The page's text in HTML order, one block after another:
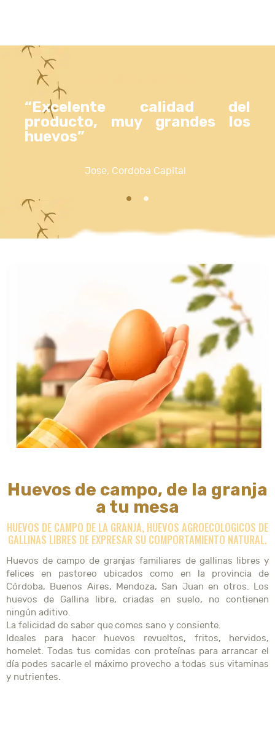
“Excelente calidad del
producto, muy grandes los
huevos”
Jose, Cordoba Capital
Huevos de campo, de la granja
a tu mesa
HUEVOS DE CAMPO DE LA GRANJA, HUEVOS AGROECOLOGICOS DE
GALLINAS LIBRES DE EXPRESAR SU COMPORTAMIENTO NATURAL.
Huevos de campo de granjas familiares de gallinas libres y
felices en pastoreo ubicados como en la provincia de
Córdoba, Buenos Aires, Mendoza, San Juan en otros. Los
huevos de Gallina libre, criadas en suelo, no contienen
ningún aditivo.
La felicidad de saber que comes sano y consiente.
Ideales para hacer huevos revueltos, fritos, hervidos,
homelet. Todas tus comidas con proteínas para arrancar el
día podes sacarle el máximo provecho a todas sus vitaminas
y nutrientes.